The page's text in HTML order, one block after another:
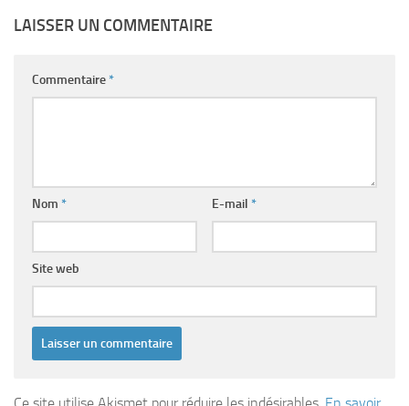
LAISSER UN COMMENTAIRE
Commentaire*
Nom * E-mail *
Site web